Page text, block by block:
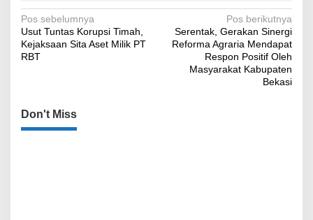
Navigasi
pos
Pos sebelumnya
Usut Tuntas Korupsi Timah,
Kejaksaan Sita Aset Milik PT
RBT
Pos berikutnya
Serentak, Gerakan Sinergi
Reforma Agraria Mendapat
Respon Positif Oleh
Masyarakat Kabupaten
Bekasi
Don't Miss